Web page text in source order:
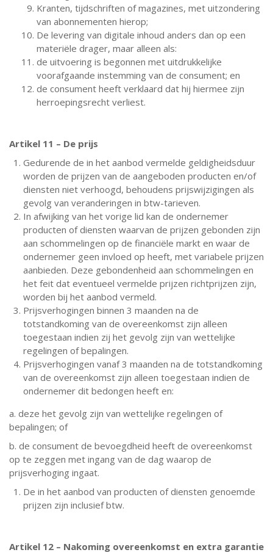
Kranten, tijdschriften of magazines, met uitzondering
van abonnementen hierop;
De levering van digitale inhoud anders dan op een
materiële drager, maar alleen als:
de uitvoering is begonnen met uitdrukkelijke
voorafgaande instemming van de consument; en
de consument heeft verklaard dat hij hiermee zijn
herroepingsrecht verliest.
Artikel 11 – De prijs
Gedurende de in het aanbod vermelde geldigheidsduur
worden de prijzen van de aangeboden producten en/of
diensten niet verhoogd, behoudens prijswijzigingen als
gevolg van veranderingen in btw-tarieven.
In afwijking van het vorige lid kan de ondernemer
producten of diensten waarvan de prijzen gebonden zijn
aan schommelingen op de financiële markt en waar de
ondernemer geen invloed op heeft, met variabele prijzen
aanbieden. Deze gebondenheid aan schommelingen en
het feit dat eventueel vermelde prijzen richtprijzen zijn,
worden bij het aanbod vermeld.
Prijsverhogingen binnen 3 maanden na de
totstandkoming van de overeenkomst zijn alleen
toegestaan indien zij het gevolg zijn van wettelijke
regelingen of bepalingen.
Prijsverhogingen vanaf 3 maanden na de totstandkoming
van de overeenkomst zijn alleen toegestaan indien de
ondernemer dit bedongen heeft en:
a. deze het gevolg zijn van wettelijke regelingen of
bepalingen; of
b. de consument de bevoegdheid heeft de overeenkomst
op te zeggen met ingang van de dag waarop de
prijsverhoging ingaat.
De in het aanbod van producten of diensten genoemde
prijzen zijn inclusief btw.
Artikel 12 – Nakoming overeenkomst en extra garantie